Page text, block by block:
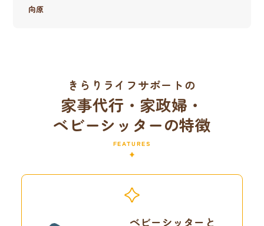
向原
きらりライフサポートの
家事代行・家政婦・
ベビーシッターの特徴
FEATURES
ベビーシッターと